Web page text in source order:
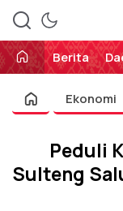
Berita
Ekonomi
Peduli
Sulteng